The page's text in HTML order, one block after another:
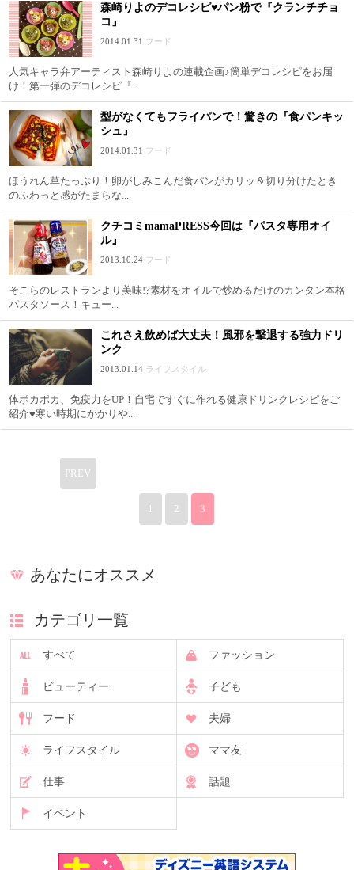
森崎りよのデコレシピ♥パン粉で『クランチチョ
コ』
2014.01.31 フード
人気キャラ弁アーティスト森崎りよの連載企画♪簡単デコレシピをお届
け！第一弾のデコレシピ『...
型がなくてもフライパンで！驚きの『食パンキッ
シュ』
2014.01.31 フード
ほうれん草たっぷり！卵がしみこんだ食パンがカリッ＆切り分けたとき
のふわっと感がたまらな...
クチコミmamaPRESS今回は『パスタ専用オイ
ル』
2013.10.24 フード
そこらのレストランより美味!?素材をオイルで炒めるだけのカンタン本格
パスタソース！キュー...
これさえ飲めば大丈夫！風邪を撃退する強力ドリ
ンク
2013.01.14 ライフスタイル
体ポカポカ、免疫力をUP！自宅ですぐに作れる健康ドリンクレシピをご
紹介♥寒い時期にかかりや...
PREV
2 3
あなたにオススメ
カテゴリ一覧
すべて ファッション
ビューティー 子ども
フード 夫婦
ライフスタイル ママ友
仕事 話題
イベント